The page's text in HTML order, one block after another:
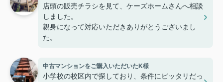
店頭の販売チラシを見て、ケーズホームさんへ相談
しました。
親身になって対応いただきありがとうございまし
た。
中古マンションをご購入いただいたK様
小学校の校区内で探しており、条件にピッタリだっ